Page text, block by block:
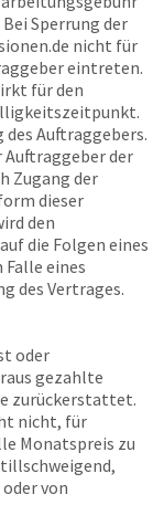
Sperrung der
nicht für
eintreten.
für den
Auftraggebers.
der
Zugang der
dieser
den
die Folgen eines
eines
des Vertrages.
oder
gezahlte
zurückerstattet.
nicht, für
Monatspreis zu
von